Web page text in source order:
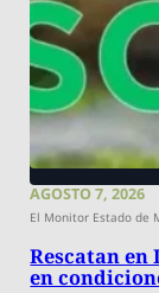
AGOSTO 7, 2026
El Monitor Estado de
Rescatan
en